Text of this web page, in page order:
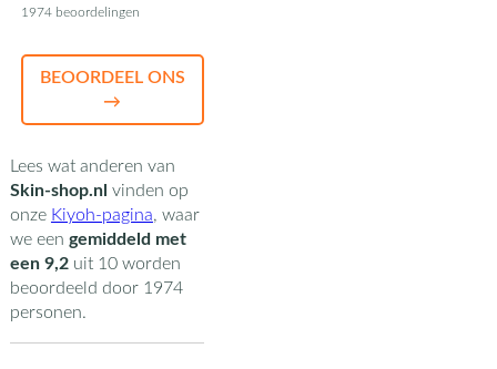
1974 beoordelingen
BEOORDEEL ONS
→
Lees wat anderen van
Skin-shop.nl vinden op
onze Kiyoh-pagina, waar
we een gemiddeld met
een 9,2uit 10worden
beoordeeld door 1974
personen.